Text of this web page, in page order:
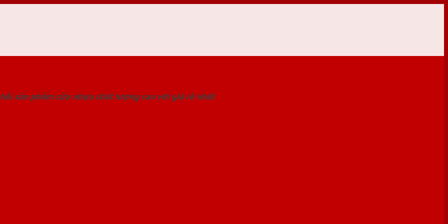
sản phẩm cửa nhựa chất lượng cao với giá rẻ nhất